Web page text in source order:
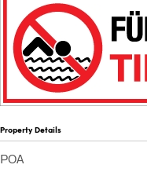
Property Details
POA